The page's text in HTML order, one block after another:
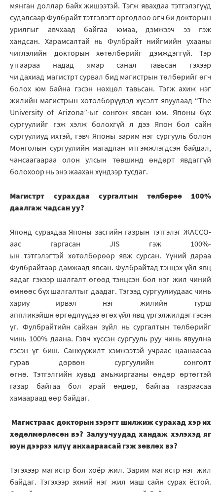
мянган доллар байх жишээтэй. Тэгж явахдаа тэтгэлэгүүд
судалсаар Фулбрайт тэтгэлэгт өргөдлөө өгч би докторын
урилгыг авчхаад байгаа юмаа, дэмжээч ээ гэж
хандсан. Харамсалтай нь Фулбрайт нийгмийн ухааны
чиглэлийн докторын хөтөлбөрийг дэмждэггүй. Тэр
утгаараа надад ямар санал тавьсан гэхээр
чи дахиад магистрт сурвал бид магистрын төлбөрийг өгч
болох юм байна гэсэн нөхцөл тавьсан. Тэгж ахиж нэг
жилийн магистрын хөтөлбөрүүдэд хүсэлт явуулаад “The
University of Arizona”-ыг сонгож явсан юм. Японы бүх
сургуулийг гэж хэлж болохгүй л дээ Япон бол сайн
сургуулиуд ихтэй, гэвч Японы зарим нэг сургууль болон
Монголын сургуулийн магадлан итгэмжлэгдсэн байдал,
чансаагаараа олон улсын төвшинд өндөрт явдаггүй
болохоор нь энэ жаахан хүндээр тусдаг.
Магистрт сурахдаа сургалтын төлбөрөө 100%
даалгаж чадсан уу?
Японд сурахдаа Японы засгийн газрын тэтгэлэг ЖАССО-
аас гаргасан JIS гэж 100%-
ын тэтгэлэгтэй хөтөлбөрөөр явж сурсан. Үүний дараа
Фулбрайтаар дамжаад явсан. Фулбрайтад тэнцэх үйл явц
яадаг гэхээр шалгалт өгөөд тэнцсэн бол нэг жил чиний
өмнөөс бүх шалгалтыг даадаг. Тэгээд сургуулиудаас чинь
хариу ирвэл нэг жилийн турш
аппликэйшн өргөдлүүдээ өгөх үйл явц үргэлжилдэг гэсэн
үг. Фулбрайтийн сайхан зүйл нь сургалтын төлбөрийг
чинь 100% даана. Гэвч хүссэн сургууль руу чинь явуулна
гэсэн үг биш. Санхүүжилт хэмжээтэй учраас цаанаасаа
гурав дөрвөн сургуулийн сонголт
өгнө. Тэтгэлгийн хувьд амьжиргааны өндөр өртөгтэй
газар байгаа бол арай өндөр, байгаа газраасаа
хамаараад өөр байдаг.
Магистраас докторын зэрэгт шилжиж сурахад хэр их
хөдөлмөрлөсөн вэ? Залуучуудад хандаж хэлэхэд яг
юун дээрээ илүү анхаараасай гэж зөвлөх вэ?
Тэгэхээр магистр бол хоёр жил. Зарим магистр нэг жил
байдаг. Тэгэхээр эхний нэг жил маш сайн сурах ёстой.